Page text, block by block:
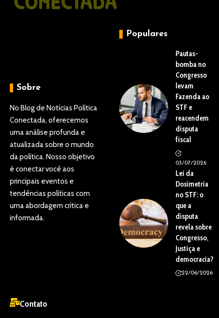
Sobre
No Blog de Notícias Política
Conectada, oferecemos
uma análise profunda e
atualizada sobre o mundo
da política. Nosso objetivo
é conectar você aos
principais eventos e
tendências políticas com
uma abordagem crítica e
informada.
Populares
Pautas-
bomba no
Congresso
levam
Fazenda ao
STF e
reacendem
disputa
fiscal
03/07/2026
Lei da
Dosimetria
no STF: o
que a
disputa
revela sobre
Congresso,
Justiça e
democracia?
22/06/2026
Contato